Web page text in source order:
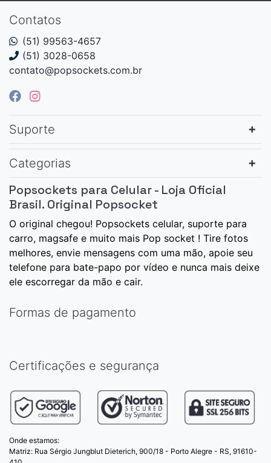
Contatos
(51) 99563-4657
(51) 3028-0658
contato@popsockets.com.br
Suporte
Categorias
Popsockets para Celular - Loja Oficial
Brasil. Original Popsocket
O original chegou! Popsockets celular, suporte para
carro, magsafe e muito mais Pop socket ! Tire fotos
melhores, envie mensagens com uma mão, apoie seu
telefone para bate-papo por vídeo e nunca mais deixe
ele escorregar da mão e cair.
Formas de pagamento
Certificações e segurança
Onde estamos:
Matriz: Rua Sérgio Jungblut Dieterich, 900/18 - Porto Alegre - RS, 91610-